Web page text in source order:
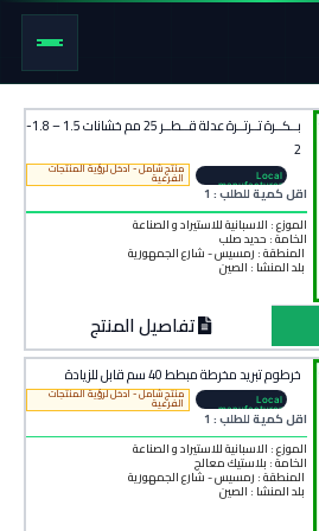
بــكــرة تــرتــرة عدلة قــطــر 25 مم خشانات 1.5 – 1.8-
2
Local
manufacturer
منتج شامل - ادخل لرؤية المنتجات
الفرعية
اقل كمية للطلب : 1
الموزع : الاسبانية للاستيراد و الصناعة
الخامة : حديد صلب
المنطقة : رمسيس - شارع الجمهورية
بلد المنشأ :الصين
تفاصيل المنتج
خرطوم تبريد مخرطة مبطط 40 سم قابل للزيادة
Local
manufacturer
منتج شامل - ادخل لرؤية المنتجات
الفرعية
اقل كمية للطلب : 1
الموزع : الاسبانية للاستيراد و الصناعة
الخامة : بلاستيك معالج
المنطقة : رمسيس - شارع الجمهورية
بلد المنشأ : الصين